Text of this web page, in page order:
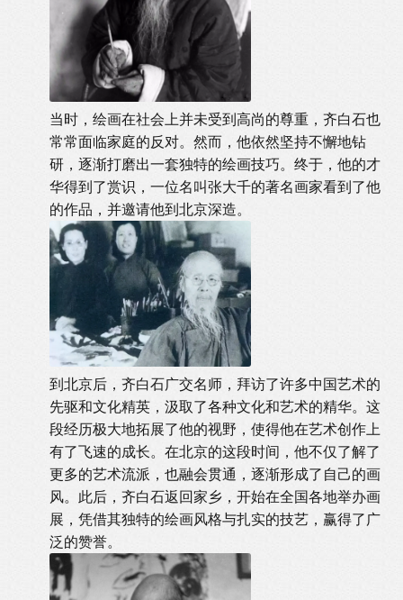
当时，绘画在社会上并未受到高尚的尊重，齐白石也
常常面临家庭的反对。然而，他依然坚持不懈地钻
研，逐渐打磨出一套独特的绘画技巧。终于，他的才
华得到了赏识，一位名叫张大千的著名画家看到了他
的作品，并邀请他到北京深造。
到北京后，齐白石广交名师，拜访了许多中国艺术的
先驱和文化精英，汲取了各种文化和艺术的精华。这
段经历极大地拓展了他的视野，使得他在艺术创作上
有了飞速的成长。在北京的这段时间，他不仅了解了
更多的艺术流派，也融会贯通，逐渐形成了自己的画
风。此后，齐白石返回家乡，开始在全国各地举办画
展，凭借其独特的绘画风格与扎实的技艺，赢得了广
泛的赞誉。